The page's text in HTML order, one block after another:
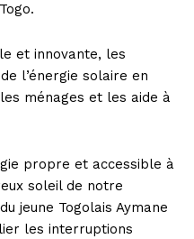
et innovante, les
l’énergie solaire en
ménages et les aide à
propre et accessible à
soleil de notre
jeune Togolais Aymane
les interruptions